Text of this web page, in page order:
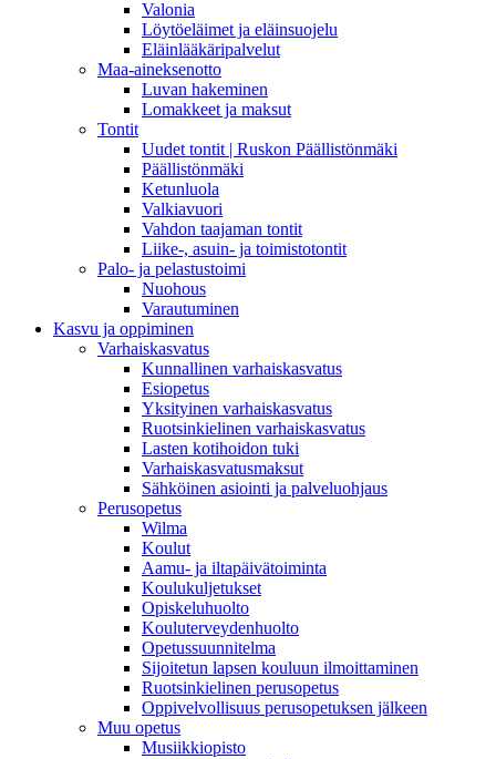
Valonia
Löytöeläimet ja eläinsuojelu
Eläinlääkäripalvelut
Maa-aineksenotto
Luvan hakeminen
Lomakkeet ja maksut
Tontit
Uudet tontit | Ruskon Päällistönmäki
Päällistönmäki
Ketunluola
Valkiavuori
Vahdon taajaman tontit
Liike-, asuin- ja toimistotontit
Palo- ja pelastustoimi
Nuohous
Varautuminen
Kasvu ja oppiminen
Varhaiskasvatus
Kunnallinen varhaiskasvatus
Esiopetus
Yksityinen varhaiskasvatus
Ruotsinkielinen varhaiskasvatus
Lasten kotihoidon tuki
Varhaiskasvatusmaksut
Sähköinen asiointi ja palveluohjaus
Perusopetus
Wilma
Koulut
Aamu- ja iltapäivätoiminta
Koulukuljetukset
Opiskeluhuolto
Kouluterveydenhuolto
Opetussuunnitelma
Sijoitetun lapsen kouluun ilmoittaminen
Ruotsinkielinen perusopetus
Oppivelvollisuus perusopetuksen jälkeen
Muu opetus
Musiikkiopisto